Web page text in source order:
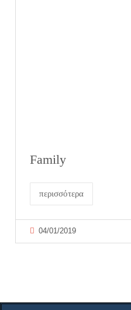
Family
περισσότερα
04/01/2019